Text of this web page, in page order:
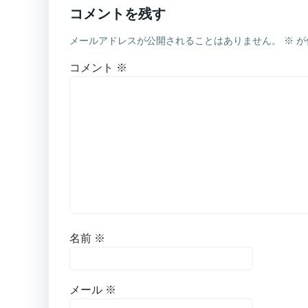
コメントを残す
メールアドレスが公開されることはありません。 ※
コメント ※
名前 ※
メール ※